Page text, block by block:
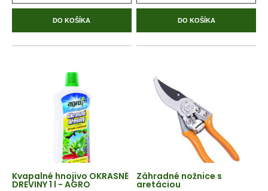
DO KOŠÍKA DO KOŠÍKA
Kvapalné hnojivo OKRASNÉ
DREVINY 1 l - AGRO
Záhradné nožnice s
aretáciou